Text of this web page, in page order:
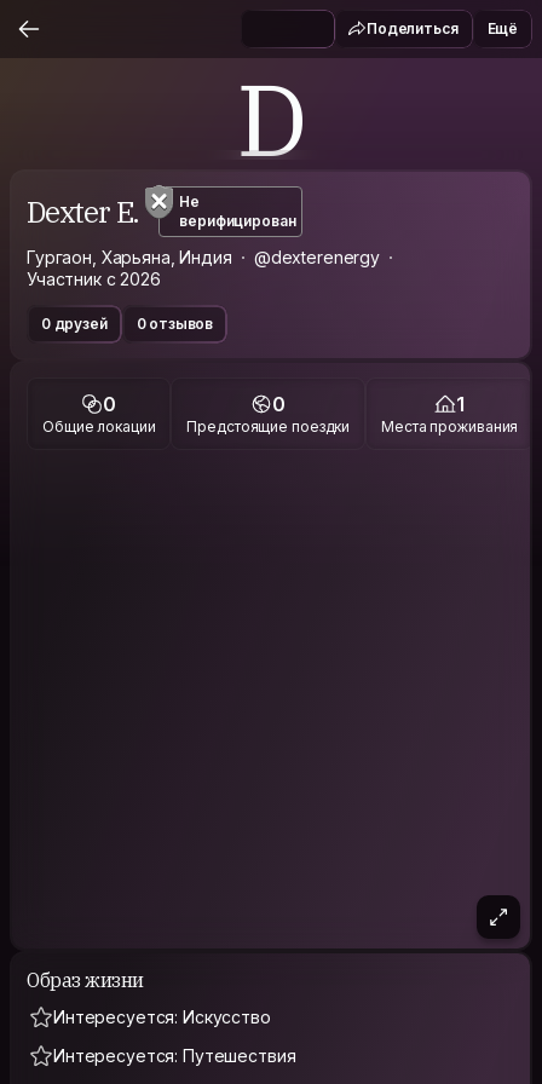
Поделиться Ещё
D
Dexter E.
Не
верифицирован
Гургаон, Харьяна, Индия
@dexterenergy
Участник с 2026
0 друзей 0 отзывов
0
Общие локации
0
Предстоящие поездки
1
Места проживания
Образ жизни
Интересуется: Искусство
Интересуется: Путешествия